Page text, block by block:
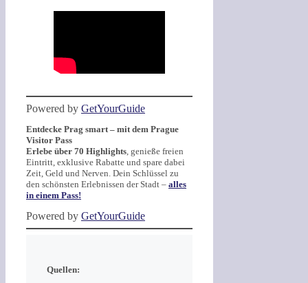
Powered by GetYourGuide
Entdecke Prag smart – mit dem Prague
Visitor Pass
Erlebe über 70 Highlights , genieße freien
Eintritt, exklusive Rabatte und spare dabei
Zeit, Geld und Nerven. Dein Schlüssel zu
den schönsten Erlebnissen der Stadt – alles
in einem Pass!
Powered by GetYourGuide
Quellen: